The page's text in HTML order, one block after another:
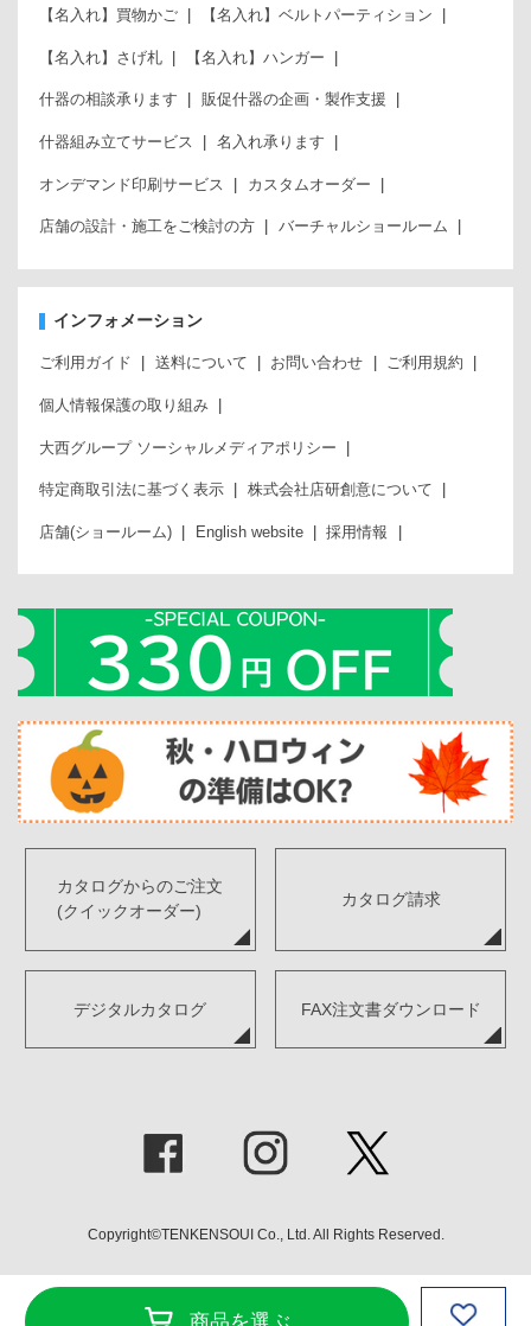
【名入れ】買物かご 【名入れ】ベルトパーティション
【名入れ】さげ札 【名入れ】ハンガー
什器の相談承ります 販促什器の企画・製作支援
什器組み立てサービス 名入れ承ります
オンデマンド印刷サービス カスタムオーダー
店舗の設計・施工をご検討の方 バーチャルショールーム
インフォメーション
ご利用ガイド 送料について お問い合わせ ご利用規約
個人情報保護の取り組み
大西グループ ソーシャルメディアポリシー
特定商取引法に基づく表示 株式会社店研創意について
店舗(ショールーム) English website 採用情報
カタログからのご注文
(クイックオーダー)
カタログ請求
デジタルカタログ FAX注文書ダウンロード
Copyright©TENKENSOUI Co., Ltd. All Rights Reserved.